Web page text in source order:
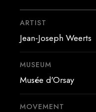
ARTIST
Jean-Joseph Weerts
MUSEUM
Musée d'Orsay
MOVEMENT